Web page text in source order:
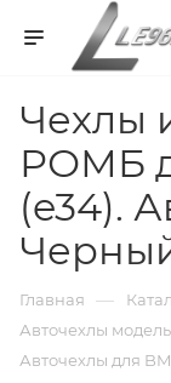
Чехлы
РОМБ
(e34).
Главная —
Авточехлы
Авточехлы для